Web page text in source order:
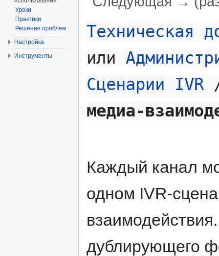
Техническая
или
Сценарии IVR
медиа-
Каждый канал
одном IVR-
дублирующего
Уроки
Практики
Решение проблем
Настройка
Инструменты